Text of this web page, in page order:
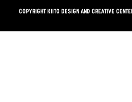
COPYRIGHT KIITO DESIGN AND CREATIVE